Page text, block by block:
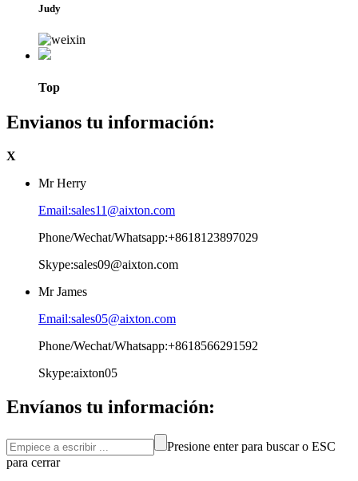
Judy
Top
Envianos tu información:
X
Mr Herry
Email:sales11@aixton.com
Phone/Wechat/Whatsapp:+8618123897029
Skype:sales09@aixton.com
Mr James
Email:sales05@aixton.com
Phone/Wechat/Whatsapp:+8618566291592
Skype:aixton05
Envíanos tu información:
Presione enter para buscar o ESC
para cerrar